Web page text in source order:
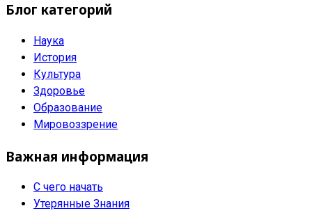
Блог категорий
Наука
История
Культура
Здоровье
Образование
Мировоззрение
Важная информация
С чего начать
Утерянные Знания